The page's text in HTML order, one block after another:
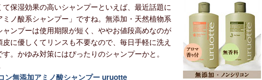
保湿効果の高いシャンプーといえば、最近話題に
ミノ酸系シャンプー」ですね。無添加・天然植物系
ャンプーは使用期限が短く、ややお値段高めなのが
に優しくてリンスも不要なので、毎日手軽に洗え
。かゆみ対策にはぴったりのシャンプーかと。
ン無添加アミノ酸シャンプー uruotte